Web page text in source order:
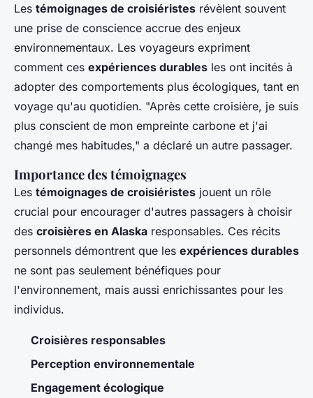
Les témoignages de croisiéristes révèlent souvent
une prise de conscience accrue des enjeux
environnementaux. Les voyageurs expriment
comment ces expériences durables les ont incités à
adopter des comportements plus écologiques, tant en
voyage qu'au quotidien. "Après cette croisière, je suis
plus conscient de mon empreinte carbone et j'ai
changé mes habitudes," a déclaré un autre passager.
Importance des témoignages
Les témoignages de croisiéristes jouent un rôle
crucial pour encourager d'autres passagers à choisir
des croisières en Alaska responsables. Ces récits
personnels démontrent que les expériences durables
ne sont pas seulement bénéfiques pour
l'environnement, mais aussi enrichissantes pour les
individus.
Croisières responsables
Perception environnementale
Engagement écologique